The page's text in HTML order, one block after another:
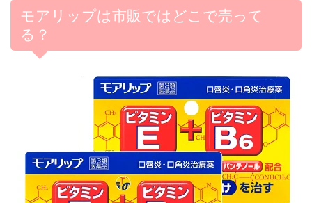
モアリップは市販ではどこで売って
る？